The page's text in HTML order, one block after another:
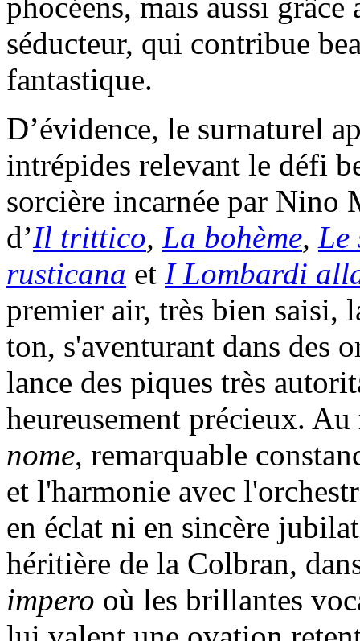
séducteur, qui contribue
fantastique.
D’évidence, le surnaturel
intrépides relevant le défi
sorcière incarnée par Nino
d’Il trittico, La bohème, Le
rusticana et I Lombardi
premier air, très bien saisi,
ton, s'aventurant dans des
lance des piques très
heureusement précieux.
nome, remarquable
et l'harmonie avec
en éclat ni en sincère
héritière de la Colbran,
impero où les brillantes